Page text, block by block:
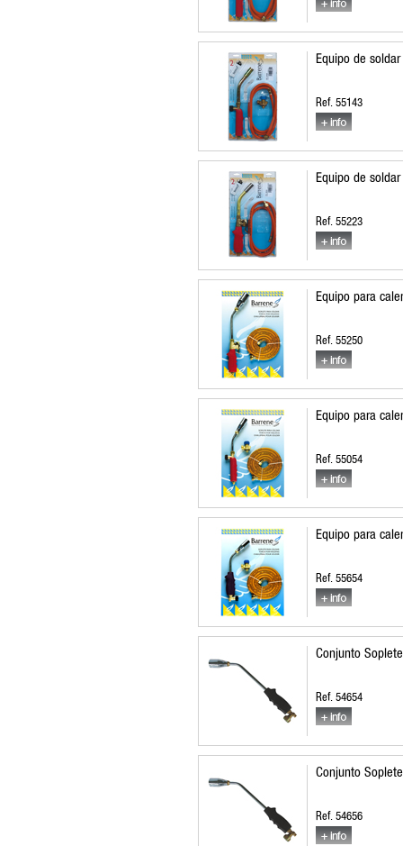
Equipo de
Ref. 55143
Equipo de
Ref. 55223
Equipo para
Ref. 55250
Equipo para
Ref. 55054
Equipo para
Ref. 55654
Conjunto
Ref. 54654
Conjunto
Ref. 54656